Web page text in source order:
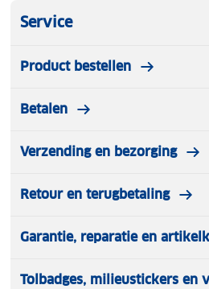
Service
Product bestellen
Betalen
Verzending en bezorging
Retour en terugbetaling
Garantie, reparatie en
Tolbadges, milieustickers en